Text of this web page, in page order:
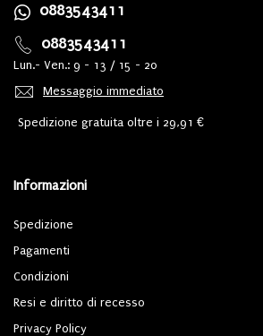
0883543411
0883543411
Lun.- Ven.: 9 - 13 / 15 - 20
Messaggio immediato
Spedizione gratuita oltre i 29,91 €
Informazioni
Spedizione
Pagamenti
Condizioni
Resi e diritto di recesso
Privacy Policy